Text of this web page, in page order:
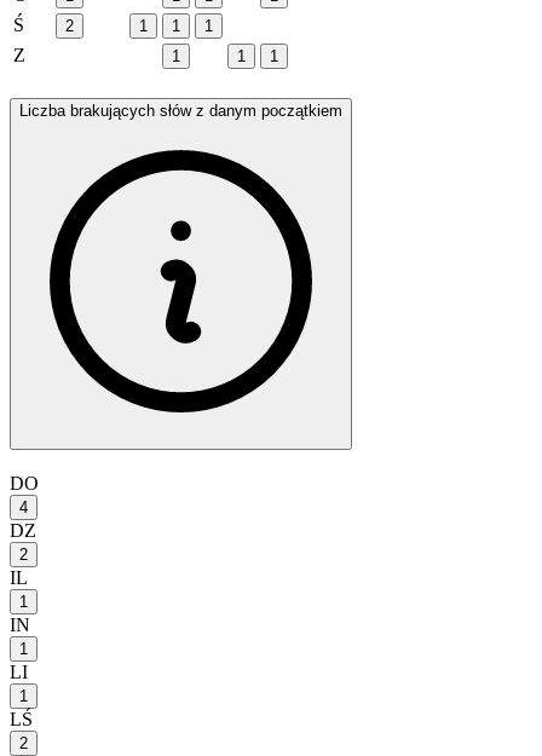
Ś 2 1 1 1
Z 1 1 1
Liczba brakujących słów z danym początkiem
DO
4
DZ
2
IL
1
IN
1
LI
1
LŚ
2